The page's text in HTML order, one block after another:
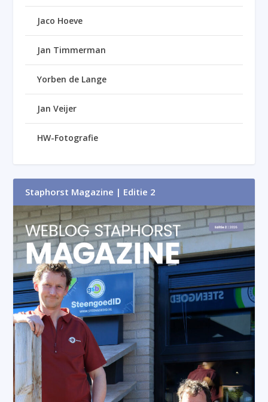
Jaco Hoeve
Jan Timmerman
Yorben de Lange
Jan Veijer
HW-Fotografie
Staphorst Magazine | Editie 2